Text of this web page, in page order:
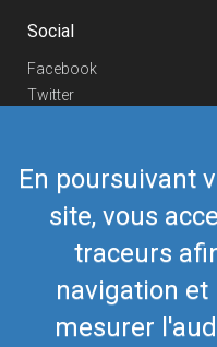
En poursuivant
site, vous
traceurs
navigation
mesurer
Social
Facebook
Twitter
Telegram
Nous contacter
Téléphone Europe +352
Téléphone US/Canada
airmate@airmate.aero
(c) Myriel Aviation SA